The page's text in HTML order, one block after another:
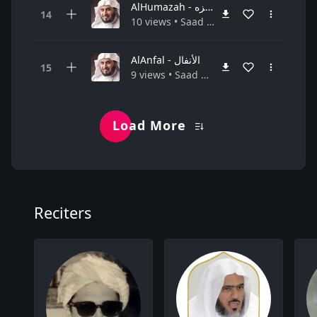
AlHumazah - الهمزه
10 views • Saad Al-Gamidi سعد الغامدي • Quran القرآن الكريم
AlAnfal - الأنفال
9 views • Saad Al-Gamidi سعد الغامدي • Quran القرآن الكريم
Load More
Reciters